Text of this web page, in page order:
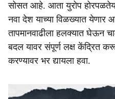
सोसत आहे. आता युरोप
नवा देश याच्या विळख्यात येणार
तापमानवाढीला हलक्यात घेऊन
बदल यावर संपूर्ण लक्ष केंद्रित
करण्यावर भर द्यायला हवा.